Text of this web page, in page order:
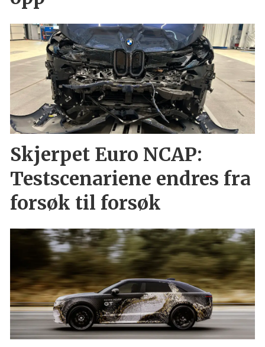
Skjerpet Euro NCAP:
Testscenariene endres fra
forsøk til forsøk